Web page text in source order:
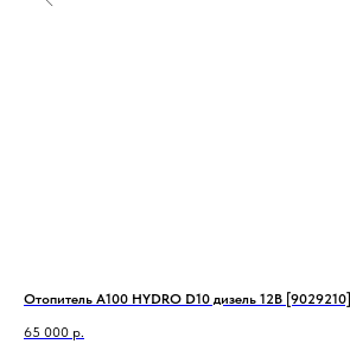
Отопитель А100 HYDRO D10 дизель 12В [9029210]
65 000 р.